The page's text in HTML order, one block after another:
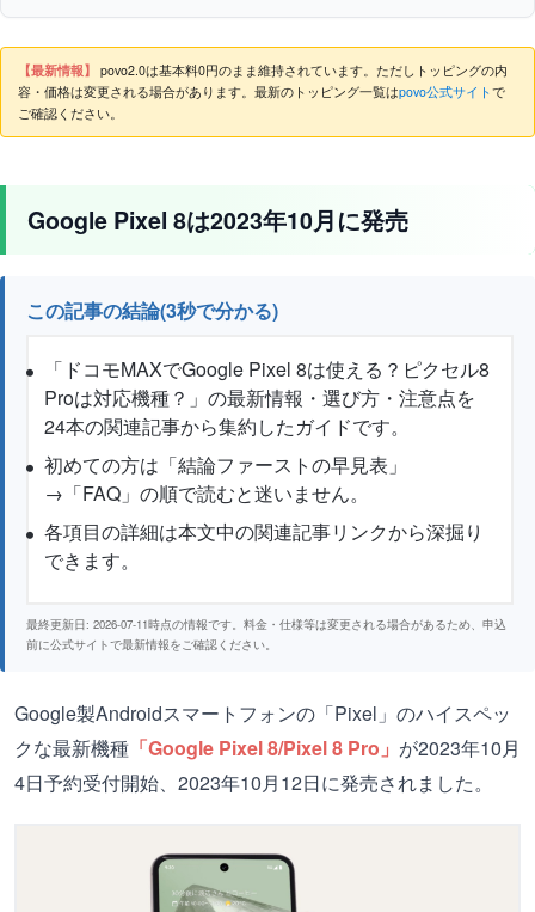
【最新情報】 povo2.0は基本料0円のまま維持されています。ただしトッピングの内
容・価格は変更される場合があります。最新のトッピング一覧はpovo公式サイトで
ご確認ください。
Google Pixel 8は2023年10月に発売
この記事の結論(3秒で分かる)
「ドコモMAXでGoogle Pixel 8は使える？ピクセル8
Proは対応機種？」の最新情報・選び方・注意点を
24本の関連記事から集約したガイドです。
初めての方は「結論ファーストの早見表」
→「FAQ」の順で読むと迷いません。
各項目の詳細は本文中の関連記事リンクから深掘り
できます。
最終更新日: 2026-07-11時点の情報です。料金・仕様等は変更される場合があるため、申込
前に公式サイトで最新情報をご確認ください。
Google製Androidスマートフォンの「Pixel」のハイスペッ
クな最新機種 「Google Pixel 8/Pixel 8 Pro」 が2023年10月
4日予約受付開始、2023年10月12日に発売されました。